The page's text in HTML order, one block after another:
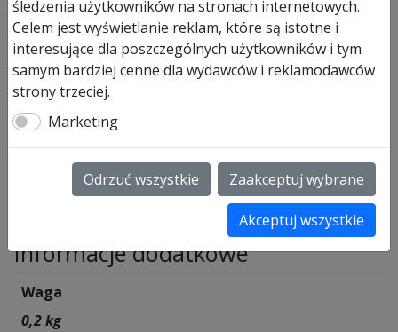
do
obudowy
napędu
(w
zestawie
2
Zamek dźwigniowy do obudowy napędu
(w zestawie 2 zwykłe klucze) okres produkcji 2009-02-
01 – art. 439359
LineaMatic, P, H, Akku Solar, Portronic S 4000
Towar na zamówienie z Niemiec, czas oczekiwania ok
14 dni.
439359
Informacje dodatkowe
Informacje dodatkowe
Waga
0,2 kg
śledzenia użytkowników na stronach internetowych.
Celem jest wyświetlanie reklam, które są istotne i
interesujące dla poszczególnych użytkowników i tym
samym bardziej cenne dla wydawców i reklamodawców
strony trzeciej.
Marketing
Odrzuć wszystkie Zaakceptuj wybrane
Akceptuj wszystkie